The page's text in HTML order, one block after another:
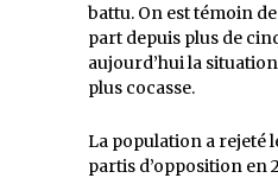
battu. On est témoin
part depuis plus de
aujourd’hui la
plus cocasse.
La population a rejeté
partis d’opposition en